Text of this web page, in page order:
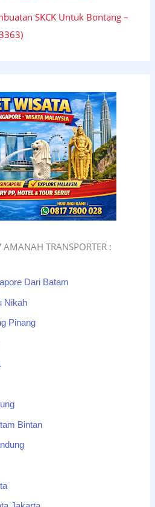
SKCK Untuk Bontang –
TRANSPORTER :
Dari Batam
Nikah
Pinang
Bintan